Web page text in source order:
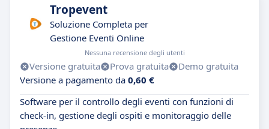
Tropevent
Soluzione Completa per
Gestione Eventi Online
Nessuna recensione degli utenti
Versione gratuita Prova gratuita
Demo gratuita
Versione a pagamento da 0,60 €
Software per il controllo degli eventi con funzioni di
check-in, gestione degli ospiti e monitoraggio delle